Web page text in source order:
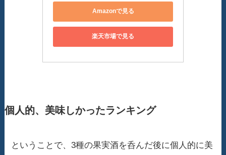
Amazonで見る
楽天市場で見る
個人的、美味しかったランキング
ということで、3種の果実酒を呑んだ後に個人的に美